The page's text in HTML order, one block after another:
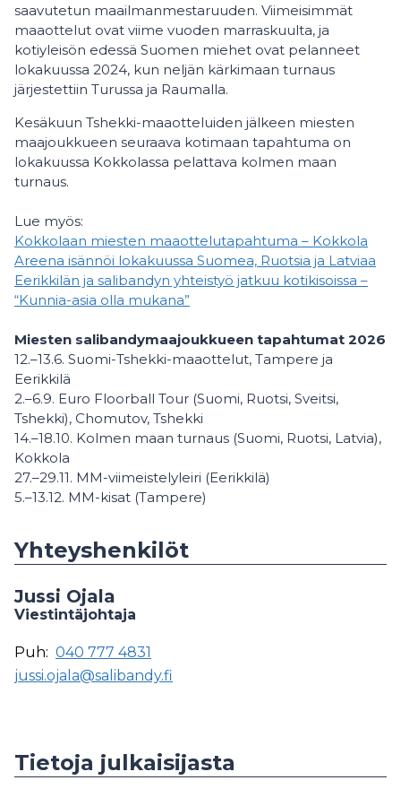
saavutetun maailmanmestaruuden. Viimeisimmät
maaottelut ovat viime vuoden marraskuulta, ja
kotiyleisön edessä Suomen miehet ovat pelanneet
lokakuussa 2024, kun neljän kärkimaan turnaus
järjestettiin Turussa ja Raumalla.
Kesäkuun Tshekki-maaotteluiden jälkeen miesten
maajoukkueen seuraava kotimaan tapahtuma on
lokakuussa Kokkolassa pelattava kolmen maan
turnaus.
Lue myös:
Kokkolaan miesten maaottelutapahtuma – Kokkola
Areena isännöi lokakuussa Suomea, Ruotsia ja Latviaa
Eerikkilän ja salibandyn yhteistyö jatkuu kotikisoissa –
“Kunnia-asia olla mukana”
Miesten salibandymaajoukkueen tapahtumat 2026
12.–13.6. Suomi-Tshekki-maaottelut, Tampere ja
Eerikkilä
2.–6.9. Euro Floorball Tour (Suomi, Ruotsi, Sveitsi,
Tshekki), Chomutov, Tshekki
14.–18.10. Kolmen maan turnaus (Suomi, Ruotsi, Latvia),
Kokkola
27.–29.11. MM-viimeistelyleiri (Eerikkilä)
5.–13.12. MM-kisat (Tampere)
Yhteyshenkilöt
Jussi Ojala
Viestintäjohtaja
Puh: 040 777 4831
jussi.ojala@salibandy.fi
Tietoja julkaisijasta